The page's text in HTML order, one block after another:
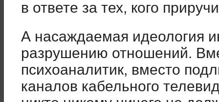
в ответе за тех, кого
А насаждаемая идеология
разрушению отношений.
психоаналитик, вместо
каналов кабельного